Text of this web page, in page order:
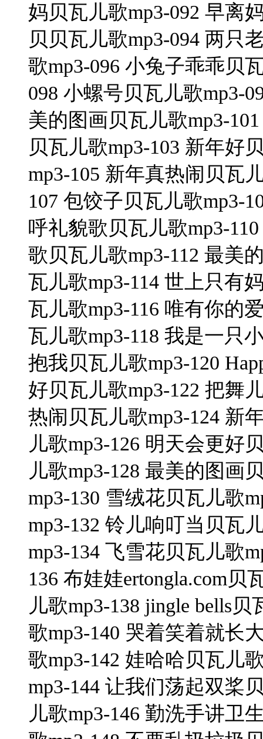
妈贝瓦儿歌mp3-092 早离
贝贝瓦儿歌mp3-094 两只
歌mp3-096 小兔子乖乖贝
098 小螺号贝瓦儿歌mp3-
美的图画贝瓦儿歌mp3-
贝瓦儿歌mp3-103 新年好
mp3-105 新年真热闹贝瓦
107 包饺子贝瓦儿歌mp3-
呼礼貌歌贝瓦儿歌mp3-
歌贝瓦儿歌mp3-112 最美
瓦儿歌mp3-114 世上只有
瓦儿歌mp3-116 唯有你的
瓦儿歌mp3-118 我是一只
抱我贝瓦儿歌mp3-120
好贝瓦儿歌mp3-122 把舞
热闹贝瓦儿歌mp3-124 新
儿歌mp3-126 明天会更好
儿歌mp3-128 最美的图画
mp3-130 雪绒花贝瓦儿歌
mp3-132 铃儿响叮当贝瓦
mp3-134 飞雪花贝瓦儿歌
136 布娃娃ertongla.com贝
儿歌mp3-138 jingle bells贝
歌mp3-140 哭着笑着就长
歌mp3-142 娃哈哈贝瓦儿
mp3-144 让我们荡起双桨
儿歌mp3-146 勤洗手讲卫